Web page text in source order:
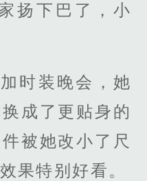
扬下巴了，小
时装晚会，她
成了更贴身的
被她改小了尺
果特别好看。